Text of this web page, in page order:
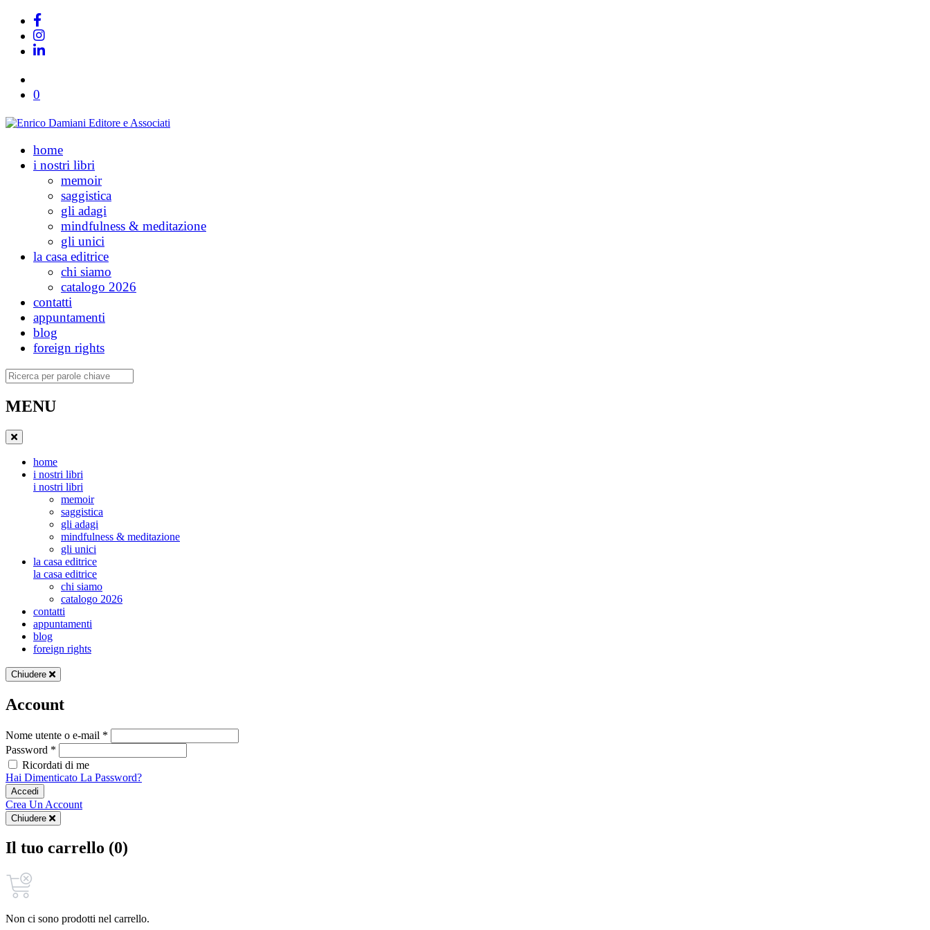
0
home
i nostri libri
memoir
saggistica
gli adagi
mindfulness & meditazione
gli unici
la casa editrice
chi siamo
catalogo 2026
contatti
appuntamenti
blog
foreign rights
Ricerca
MENU
home
i nostri libri
i nostri libri
memoir
saggistica
gli adagi
mindfulness & meditazione
gli unici
la casa editrice
la casa editrice
chi siamo
catalogo 2026
contatti
appuntamenti
blog
foreign rights
Chiudere
Account
Nome utente o e-mail *
Password *
Ricordati di me
Hai Dimenticato La Password?
Accedi
Crea Un Account
Chiudere
Il tuo carrello (0)
Non ci sono prodotti nel carrello.